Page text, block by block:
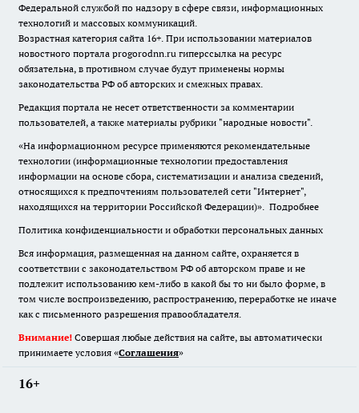
Федеральной службой по надзору в сфере связи, информационных
технологий и массовых коммуникаций.
Возрастная категория сайта 16+. При использовании материалов
новостного портала progorodnn.ru гиперссылка на ресурс
обязательна, в противном случае будут применены нормы
законодательства РФ об авторских и смежных правах.
Редакция портала не несет ответственности за комментарии
пользователей, а также материалы рубрики "народные новости".
«На информационном ресурсе применяются рекомендательные
технологии (информационные технологии предоставления
информации на основе сбора, систематизации и анализа сведений,
относящихся к предпочтениям пользователей сети "Интернет",
находящихся на территории Российской Федерации)». Подробнее
Политика конфиденциальности и обработки персональных данных
Вся информация, размещенная на данном сайте, охраняется в
соответствии с законодательством РФ об авторском праве и не
подлежит использованию кем-либо в какой бы то ни было форме, в
том числе воспроизведению, распространению, переработке не иначе
как с письменного разрешения правообладателя.
Внимание! Совершая любые действия на сайте, вы автоматически
принимаете условия «Cоглашения»
16+